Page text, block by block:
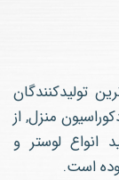
تولیدکنندگان
منزل, از
انواع لوستر و
است.